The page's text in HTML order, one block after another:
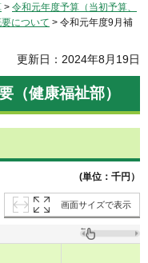
> 令和元年度予算（当初予算、
について > 令和元年度9月補
更新日：2024年8月19日
（健康福祉部）
(単位：千円）
画面サイズで表示